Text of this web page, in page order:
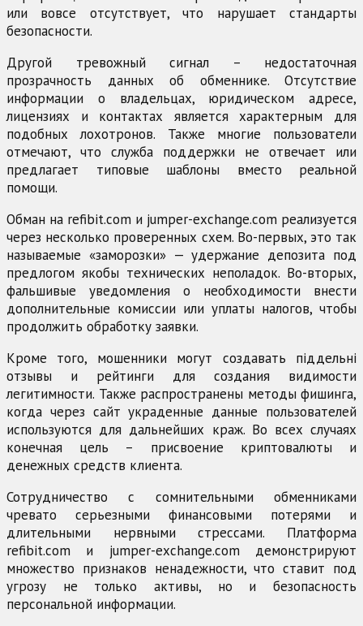
или вовсе отсутствует, что нарушает стандарты
безопасности.
Другой тревожный сигнал – недостаточная
прозрачность данных об обменнике. Отсутствие
информации о владельцах, юридическом адресе,
лицензиях и контактах является характерным для
подобных лохотронов. Также многие пользователи
отмечают, что служба поддержки не отвечает или
предлагает типовые шаблоны вместо реальной
помощи.
Обман на refibit.com и jumper-exchange.com реализуется
через несколько проверенных схем. Во-первых, это так
называемые «заморозки» — удержание депозита под
предлогом якобы технических неполадок. Во-вторых,
фальшивые уведомления о необходимости внести
дополнительные комиссии или уплаты налогов, чтобы
продолжить обработку заявки.
Кроме того, мошенники могут создавать піддельні
отзывы и рейтинги для создания видимости
легитимности. Также распространены методы фишинга,
когда через сайт украденные данные пользователей
используются для дальнейших краж. Во всех случаях
конечная цель – присвоение криптовалюты и
денежных средств клиента.
Сотрудничество с сомнительными обменниками
чревато серьезными финансовыми потерями и
длительными нервными стрессами. Платформа
refibit.com и jumper-exchange.com демонстрируют
множество признаков ненадежности, что ставит под
угрозу не только активы, но и безопасность
персональной информации.